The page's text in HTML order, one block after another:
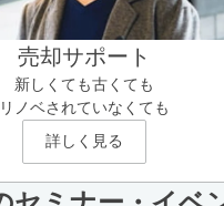
売却サポート
新しくても古くても
リノベされていなくても
詳しく見る